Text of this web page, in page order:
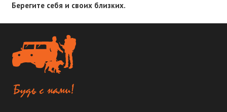
Берегите себя и своих близких.